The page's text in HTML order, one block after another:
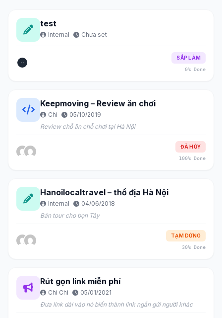
test
Internal Chưa set
--
SẮP LÀM
0% Done
Keepmoving – Review ăn chơi
Chi
05/10/2019
Review chỗ ăn chỗ chơi tại Hà Nội
ĐÃ HỦY
100% Done
Hanoilocaltravel – thổ địa Hà Nội
Internal
04/06/2018
Bán tour cho bọn Tây
TẠM DỪNG
30% Done
Rút gọn link miễn phí
Chi Chi
05/01/2021
Đưa link dài vào nó biến thành link ngắn gửi người khác